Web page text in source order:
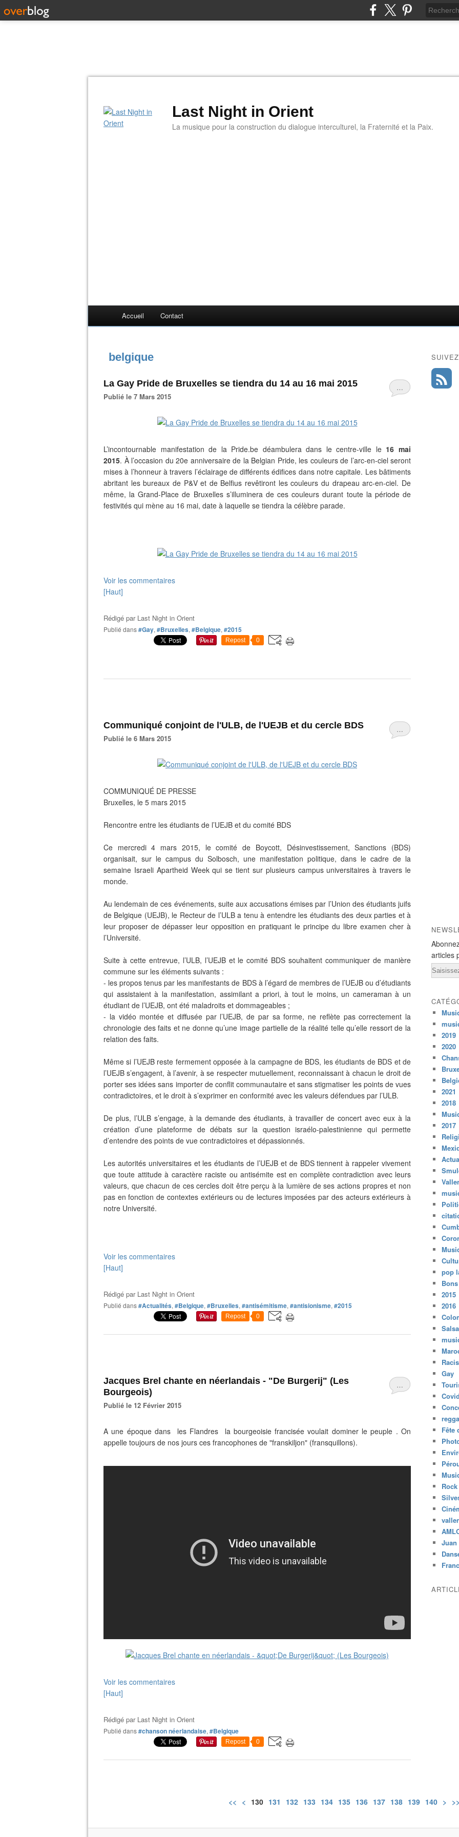
Last Night in Orient
La musique pour la construction du dialogue interculturel, la Fraternité et la Paix.
Accueil Contact
belgique
…
La Gay Pride de Bruxelles se tiendra du 14 au 16 mai 2015
Publié le 7 Mars 2015
L’incontournable manifestation de la Pride.be déambulera dans le centre-ville le 16 mai
2015. À l’occasion du 20e anniversaire de la Belgian Pride, les couleurs de l’arc-en-ciel seront
mises à l’honneur à travers l’éclairage de différents édifices dans notre capitale. Les bâtiments
abritant les bureaux de P&V et de Belfius revêtiront les couleurs du drapeau arc-en-ciel. De
même, la Grand-Place de Bruxelles s’illuminera de ces couleurs durant toute la période de
festivités qui mène au 16 mai, date à laquelle se tiendra la célèbre parade.
Voir les commentaires
[Haut]
Rédigé par Last Night in Orient
Publié dans#Gay, #Bruxelles, #Belgique, #2015
Repost 0
…
Communiqué conjoint de l'ULB, de l'UEJB et du cercle BDS
Publié le 6 Mars 2015
COMMUNIQUÉ DE PRESSE
Bruxelles, le 5 mars 2015
Rencontre entre les étudiants de l’UEJB et du comité BDS
Ce mercredi 4 mars 2015, le comité de Boycott, Désinvestissement, Sanctions (BDS)
organisait, sur le campus du Solbosch, une manifestation politique, dans le cadre de la
semaine Israeli Apartheid Week qui se tient sur plusieurs campus universitaires à travers le
monde.
Au lendemain de ces événements, suite aux accusations émises par l’Union des étudiants juifs
de Belgique (UEJB), le Recteur de l’ULB a tenu à entendre les étudiants des deux parties et à
leur proposer de dépasser leur opposition en pratiquant le principe du libre examen cher à
l’Université.
Suite à cette entrevue, l’ULB, l’UEJB et le comité BDS souhaitent communiquer de manière
commune sur les éléments suivants :
- les propos tenus par les manifestants de BDS à l’égard de membres de l’UEJB ou d’étudiants
qui assistaient à la manifestation, assimilant a priori, à tout le moins, un cameraman à un
étudiant de l’UEJB, ont été maladroits et dommageables ;
- la vidéo montée et diffusée par l’UEJB, de par sa forme, ne reflète pas correctement la
chronologie des faits et ne donne qu’une image partielle de la réalité telle qu’elle ressort de la
relation des faits.
Même si l’UEJB reste fermement opposée à la campagne de BDS, les étudiants de BDS et de
l’UEJB s’engagent, à l’avenir, à se respecter mutuellement, reconnaissant à chacun le droit de
porter ses idées sans importer de conflit communautaire et sans stigmatiser les points de vues
contradictoires, et le droit à s’exprimer en conformité avec les valeurs défendues par l’ULB.
De plus, l’ULB s’engage, à la demande des étudiants, à travailler de concert avec eux à la
création d’une plateforme de débats sur la question israélo-palestinienne qui permette
d’entendre des points de vue contradictoires et dépassionnés.
Les autorités universitaires et les étudiants de l’UEJB et de BDS tiennent à rappeler vivement
que toute attitude à caractère raciste ou antisémite est en complète contradiction avec leurs
valeurs, que chacun de ces cercles doit être perçu à la lumière de ses actions propres et non
pas en fonction de contextes extérieurs ou de lectures imposées par des acteurs extérieurs à
notre Université.
Voir les commentaires
[Haut]
Rédigé par Last Night in Orient
Publié dans#Actualités, #Belgique, #Bruxelles, #antisémitisme, #antisionisme, #2015
Repost 0
…
Jacques Brel chante en néerlandais - "De Burgerij" (Les
Bourgeois)
Publié le 12 Février 2015
A une époque dans les Flandres la bourgeoisie francisée voulait dominer le peuple . On
appelle toujours de nos jours ces francophones de "franskiljon" (fransquillons).
Voir les commentaires
[Haut]
Rédigé par Last Night in Orient
Publié dans#chanson néerlandaise, #Belgique
Repost 0
articles
Email
2019
2020
2021
2018
2017
pop
2015
2016
Salsa
Gay
Fête
Rock
Juan
<< < 100
110
120
130 131 132 133 134 135 136 137 138 139 140 >